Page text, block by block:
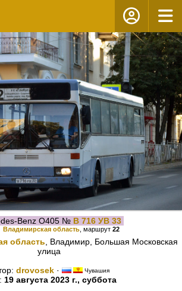
Benz O405 № В 716 УВ 33
Владимирская область, маршрут 22
область , Владимир, Большая Московская
улица
drovosek· Чувашия
19 августа 2023 г., суббота